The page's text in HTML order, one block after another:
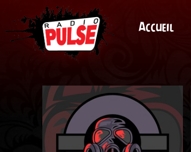
Accueil